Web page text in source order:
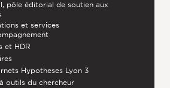
pôle éditorial de soutien aux
et services
et HDR
Hypotheses Lyon 3
outils du chercheur